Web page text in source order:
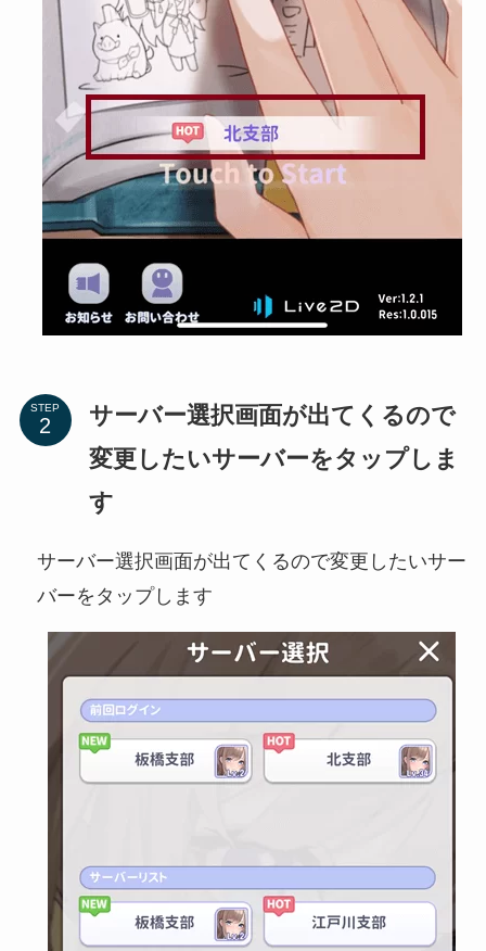
STEP
サーバー選択画面が出てくるので
変更したいサーバーをタップしま
す
サーバー選択画面が出てくるので変更したいサー
バーをタップします